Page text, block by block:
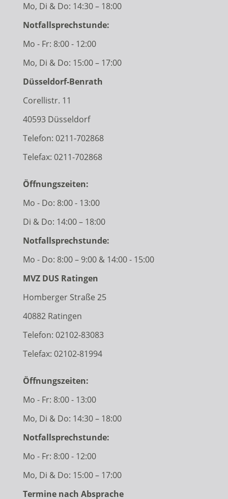
Mo, Di & Do: 14:30 – 18:00
Notfallsprechstunde:
Mo - Fr: 8:00 - 12:00
Mo, Di & Do: 15:00 – 17:00
Düsseldorf-Benrath
Corellistr. 11
40593 Düsseldorf
Telefon: 0211-702868
Telefax: 0211-702868
Öffnungszeiten:
Mo - Do: 8:00 - 13:00
Di & Do: 14:00 – 18:00
Notfallsprechstunde:
Mo - Do: 8:00 – 9:00 & 14:00 - 15:00
MVZ DUS Ratingen
Homberger Straße 25
40882 Ratingen
Telefon: 02102-83083
Telefax: 02102-81994
Öffnungszeiten:
Mo - Fr: 8:00 - 13:00
Mo, Di & Do: 14:30 – 18:00
Notfallsprechstunde:
Mo - Fr: 8:00 - 12:00
Mo, Di & Do: 15:00 – 17:00
Termine nach Absprache